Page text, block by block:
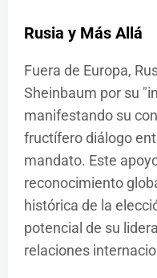
Rusia y Más Allá
Fuera de Europa,
Sheinbaum por su
manifestando su
fructífero diálogo
mandato. Este
reconocimiento
histórica de la
potencial de su
relaciones